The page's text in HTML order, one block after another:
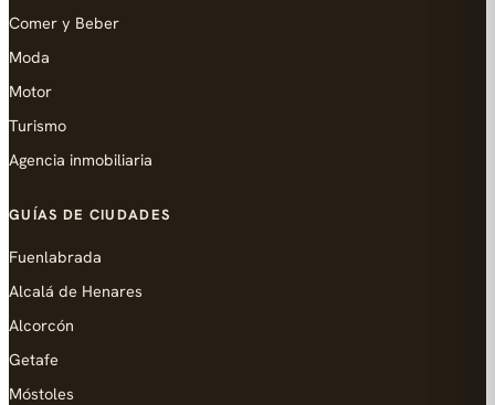
Comer y Beber
Moda
Motor
Turismo
Agencia inmobiliaria
GUÍAS DE CIUDADES
Fuenlabrada
Alcalá de Henares
Alcorcón
Getafe
Móstoles